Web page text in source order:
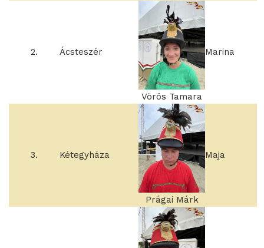
2. Ácsteszér
Vörös Tamara
Marina
3. Kétegyháza
Prágai Márk
Maja